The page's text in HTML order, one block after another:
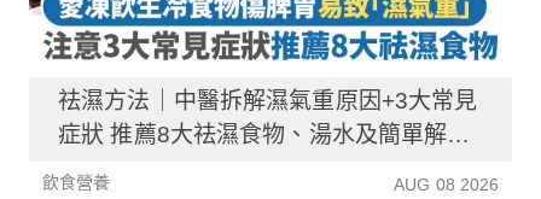
祛濕方法｜中醫拆解濕氣重原因+3大常見
症狀 推薦8大祛濕食物、湯水及簡單解決
方法！
飲食營養 AUG 08 2026